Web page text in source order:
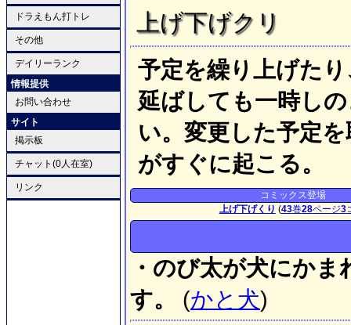
ドラえもん打トレ
その他
デイリーランク
情報提供
お問い合わせ
サイト
掲示板
チャット(0人在室)
リンク
上げ下げクリ
予定を繰り上げた
延ばしても一時し
い。変更した予定
がすぐに起こる。
コミックス登場
上げ下げくり (43巻28ページ3
・のび太が犬にか
す。
(かと犬)